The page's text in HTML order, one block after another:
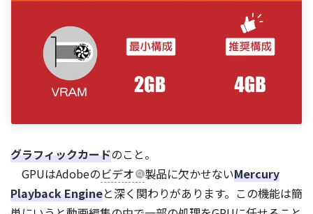
グラフィックカードのこと。
GPUはAdobeのビデオ 製品に欠かせないMercury
Playback Engineと深く関わりがあります。この機能は簡